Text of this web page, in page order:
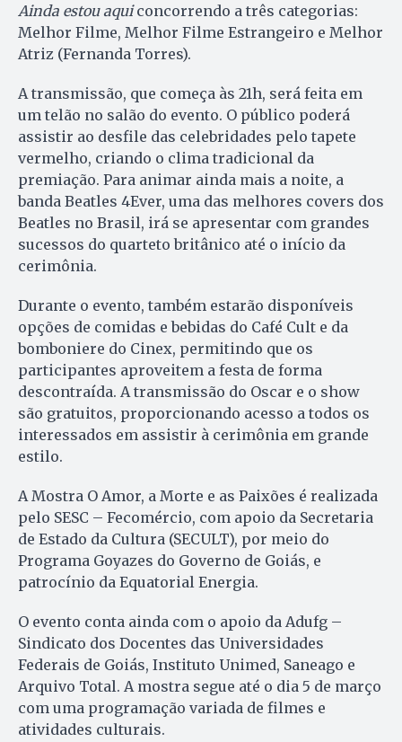
Ainda estou aquiconcorrendo a três categorias:
Melhor Filme, Melhor Filme Estrangeiro e Melhor
Atriz (Fernanda Torres).
A transmissão, que começa às 21h, será feita em
um telão no salão do evento. O público poderá
assistir ao desfile das celebridades pelo tapete
vermelho, criando o clima tradicional da
premiação. Para animar ainda mais a noite, a
banda Beatles 4Ever, uma das melhores covers dos
Beatles no Brasil, irá se apresentar com grandes
sucessos do quarteto britânico até o início da
cerimônia.
Durante o evento, também estarão disponíveis
opções de comidas e bebidas do Café Cult e da
bomboniere do Cinex, permitindo que os
participantes aproveitem a festa de forma
descontraída. A transmissão do Oscar e o show
são gratuitos, proporcionando acesso a todos os
interessados em assistir à cerimônia em grande
estilo.
A Mostra O Amor, a Morte e as Paixões é realizada
pelo SESC – Fecomércio, com apoio da Secretaria
de Estado da Cultura (SECULT), por meio do
Programa Goyazes do Governo de Goiás, e
patrocínio da Equatorial Energia.
O evento conta ainda com o apoio da Adufg –
Sindicato dos Docentes das Universidades
Federais de Goiás, Instituto Unimed, Saneago e
Arquivo Total. A mostra segue até o dia 5 de março
com uma programação variada de filmes e
atividades culturais.